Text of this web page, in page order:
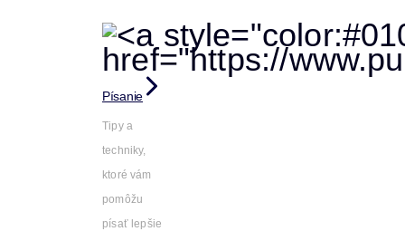
Písanie
Tipy a
techniky,
ktoré vám
pomôžu
písať lepšie